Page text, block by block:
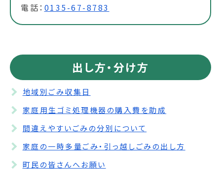
電話： 0135-67-8783
出し方・分け方
地域別ごみ収集日
家庭用生ゴミ処理機器の購入費を助成
間違えやすいごみの分別について
家庭の一時多量ごみ・引っ越しごみの出し方
町民の皆さんへお願い